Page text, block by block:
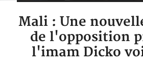
Mali : Une
de l'opposition
l'imam Dicko